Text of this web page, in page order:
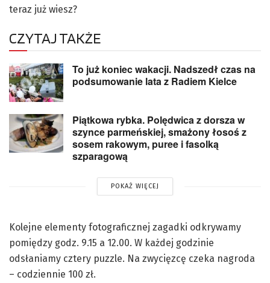
teraz już wiesz?
CZYTAJ TAKŻE
To już koniec wakacji. Nadszedł czas na
podsumowanie lata z Radiem Kielce
Piątkowa rybka. Polędwica z dorsza w
szynce parmeńskiej, smażony łosoś z
sosem rakowym, puree i fasolką
szparagową
POKAŻ WIĘCEJ
Kolejne elementy fotograficznej zagadki odkrywamy
pomiędzy godz. 9.15 a 12.00. W każdej godzinie
odsłaniamy cztery puzzle. Na zwycięzcę czeka nagroda
– codziennie 100 zł.